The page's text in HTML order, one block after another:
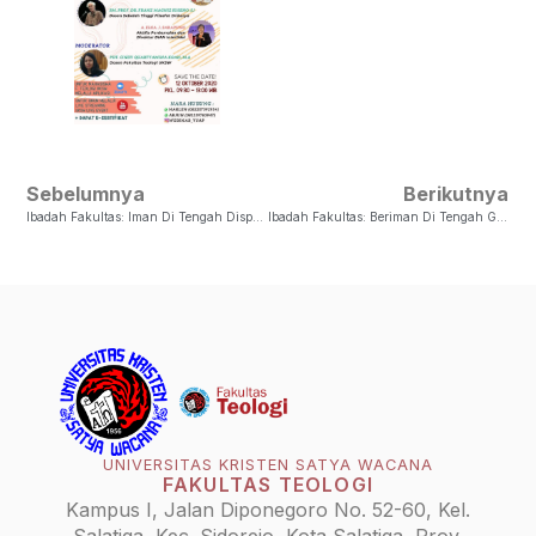
Sebelumnya Berikutnya
UNIVERSITAS KRISTEN SATYA WACANA
FAKULTAS TEOLOGI
Kampus I, Jalan Diponegoro No. 52-60, Kel.